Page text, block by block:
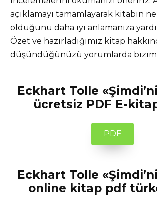
açıklamayı tamamlayarak kitabın
olduğunu daha iyi anlamanıza
Özet ve hazırladığımız kitap
düşündüğünüzü yorumlarda
Eckhart Tolle
ücretsiz PDF E-
PDF
Eckhart Tolle
online kitap pdf